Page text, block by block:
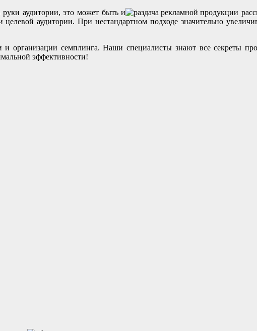
аудитории, это может быть и
аудитории. При нестандартном подходе значительно
организации семплинга. Наши специалисты знают все секреты
эффективности!